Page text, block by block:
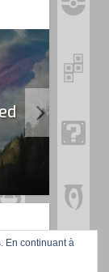
En continuant à